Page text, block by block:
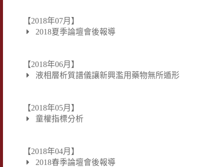
【2018年07月】
2018夏季論壇會後報導
【2018年06月】
液相層析質譜儀讓新興濫用藥物無所遁形
【2018年05月】
童權指標分析
【2018年04月】
2018春季論壇會後報導